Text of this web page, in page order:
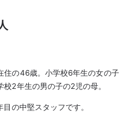
住の46歳。小学校6年生の女の子
校2年生の男の子の2児の母。
目の中堅スタッフです。